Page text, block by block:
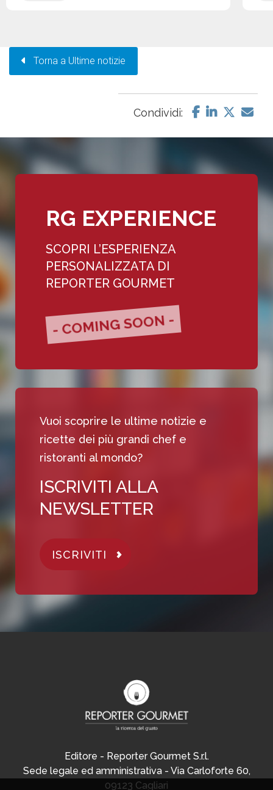
Torna a Ultime notizie
Condividi:
RG EXPERIENCE
SCOPRI L’ESPERIENZA
PERSONALIZZATA DI
REPORTER GOURMET
- COMING SOON -
Vuoi scoprire le ultime notizie e
ricette dei più grandi chef e
ristoranti al mondo?
ISCRIVITI ALLA
NEWSLETTER
ISCRIVITI
Editore - Reporter Gourmet S.r.l.
Sede legale ed amministrativa - Via Carloforte 60,
09123 Cagliari